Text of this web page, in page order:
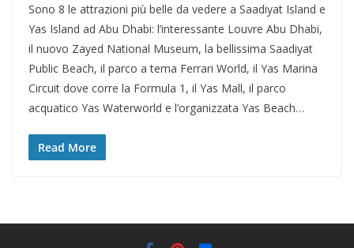
Sono 8 le attrazioni più belle da vedere a Saadiyat Island e
Yas Island ad Abu Dhabi: l’interessante Louvre Abu Dhabi,
il nuovo Zayed National Museum, la bellissima Saadiyat
Public Beach, il parco a tema Ferrari World, il Yas Marina
Circuit dove corre la Formula 1, il Yas Mall, il parco
acquatico Yas Waterworld e l’organizzata Yas Beach…
Read More